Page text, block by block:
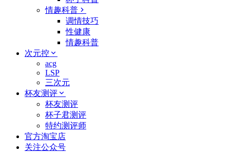
情趣科普
调情技巧
性健康
情趣科普
次元控
acg
LSP
三次元
杯友测评
杯友测评
杯子君测评
特约测评师
官方淘宝店
关注公众号